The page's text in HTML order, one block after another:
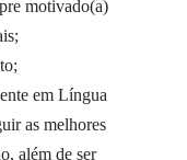
motivado(a)
em Língua
as melhores
além de ser